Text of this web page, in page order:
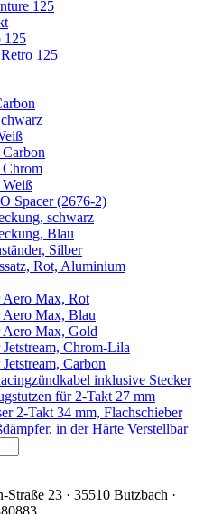
125
125
125
Chrom
Weiß
Spacer (2676-2)
schwarz
Blau
Silber
Rot, Aluminium
Max, Rot
Max, Blau
Max, Gold
Chrom-Lila
Carbon
inklusive Stecker
für 2-Takt 27 mm
2-Takt 34 mm, Flachschieber
in der Härte Verstellbar
23 · 35510 Butzbach ·